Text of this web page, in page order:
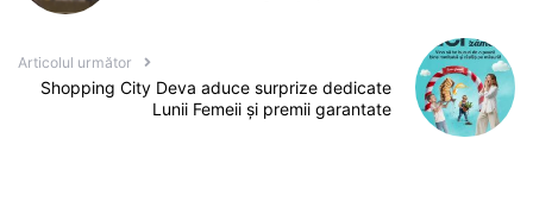
Articolul următor
Shopping City Deva aduce surprize dedicate
Lunii Femeii și premii garantate